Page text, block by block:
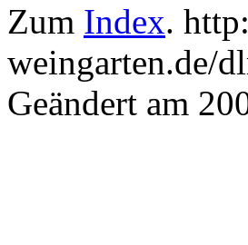
Zum Index.
weingarten.de/
Geändert am